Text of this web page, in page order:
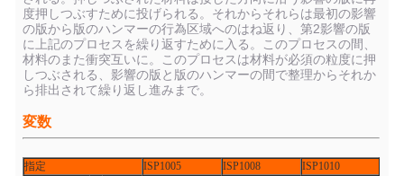
度押しつぶすために投げられる。それからそれらは最初の影響
の版から版のハンマーの行為区域へのはね返り、第2影響の版
に上記のプロセスを繰り返すために入る。このプロセスの間、
材料のまた衝突互いに。このプロセスは材料が必須の粒度に押
しつぶされる、影響の版と版のハンマーの間で整理からそれか
ら排出されて繰り返し進みまで。
変数
指定 ISP1005 ISP1008 ISP1010